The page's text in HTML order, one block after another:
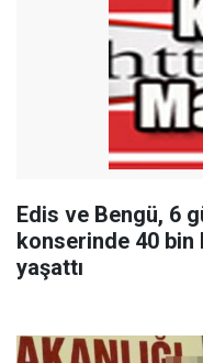
Edis ve Bengü, 6
konserinde 40
yaşattı